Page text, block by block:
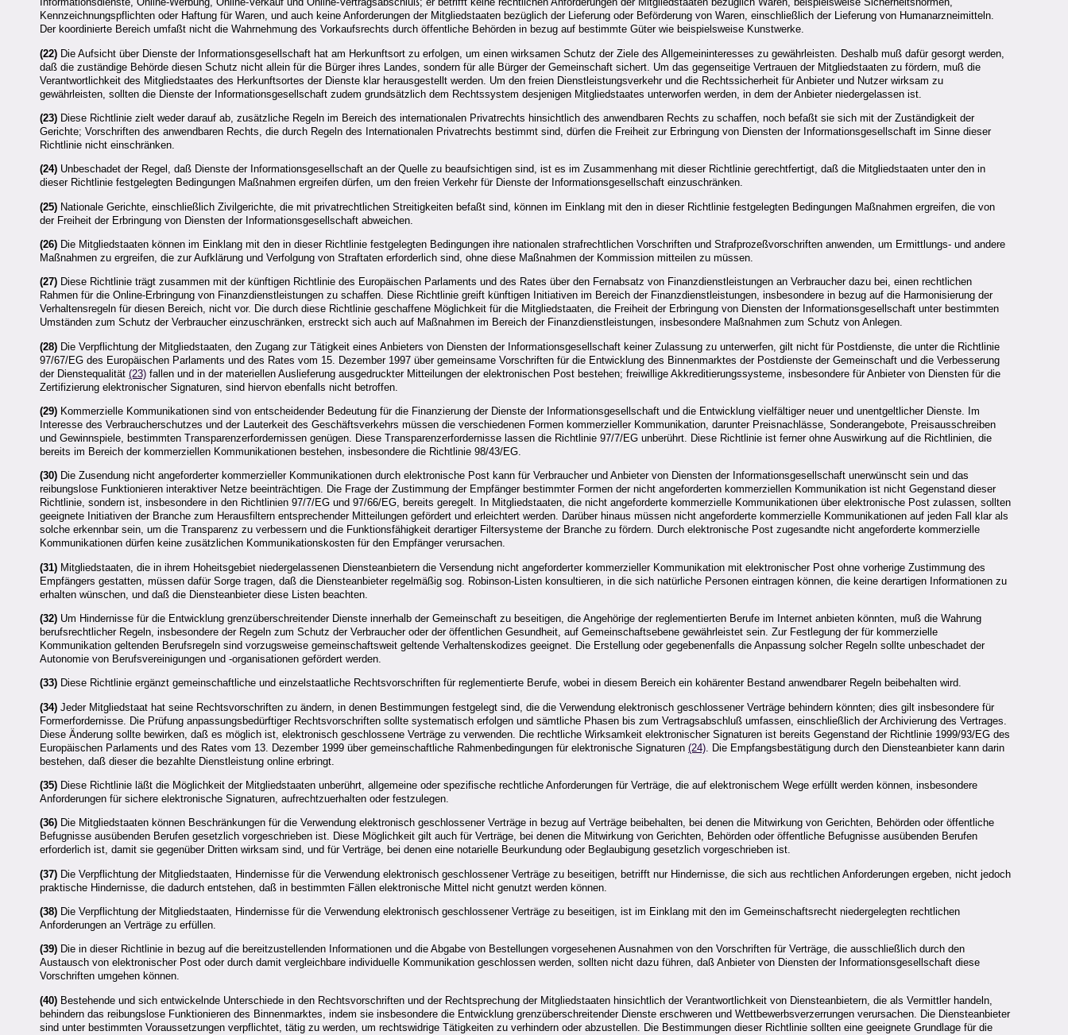
Kennzeichnungspflichten oder Haftung für Waren, und auch keine Anforderungen der Mitgliedstaaten bezüglich der Lieferung oder Beförderung von Waren, einschließlich der Lieferung von Humanarzneimitteln.
Der koordinierte Bereich umfaßt nicht die Wahrnehmung des Vorkaufsrechts durch öffentliche Behörden in bezug auf bestimmte Güter wie beispielsweise Kunstwerke.
(22) Die Aufsicht über Dienste der Informationsgesellschaft hat am Herkunftsort zu erfolgen, um einen wirksamen Schutz der Ziele des Allgemeininteresses zu gewährleisten. Deshalb muß dafür gesorgt werden,
daß die zuständige Behörde diesen Schutz nicht allein für die Bürger ihres Landes, sondern für alle Bürger der Gemeinschaft sichert. Um das gegenseitige Vertrauen der Mitgliedstaaten zu fördern, muß die
Verantwortlichkeit des Mitgliedstaates des Herkunftsortes der Dienste klar herausgestellt werden. Um den freien Dienstleistungsverkehr und die Rechtssicherheit für Anbieter und Nutzer wirksam zu
gewährleisten, sollten die Dienste der Informationsgesellschaft zudem grundsätzlich dem Rechtssystem desjenigen Mitgliedstaates unterworfen werden, in dem der Anbieter niedergelassen ist.
(23) Diese Richtlinie zielt weder darauf ab, zusätzliche Regeln im Bereich des internationalen Privatrechts hinsichtlich des anwendbaren Rechts zu schaffen, noch befaßt sie sich mit der Zuständigkeit der
Gerichte; Vorschriften des anwendbaren Rechts, die durch Regeln des Internationalen Privatrechts bestimmt sind, dürfen die Freiheit zur Erbringung von Diensten der Informationsgesellschaft im Sinne dieser
Richtlinie nicht einschränken.
(24) Unbeschadet der Regel, daß Dienste der Informationsgesellschaft an der Quelle zu beaufsichtigen sind, ist es im Zusammenhang mit dieser Richtlinie gerechtfertigt, daß die Mitgliedstaaten unter den in
dieser Richtlinie festgelegten Bedingungen Maßnahmen ergreifen dürfen, um den freien Verkehr für Dienste der Informationsgesellschaft einzuschränken.
(25) Nationale Gerichte, einschließlich Zivilgerichte, die mit privatrechtlichen Streitigkeiten befaßt sind, können im Einklang mit den in dieser Richtlinie festgelegten Bedingungen Maßnahmen ergreifen, die von
der Freiheit der Erbringung von Diensten der Informationsgesellschaft abweichen.
(26) Die Mitgliedstaaten können im Einklang mit den in dieser Richtlinie festgelegten Bedingungen ihre nationalen strafrechtlichen Vorschriften und Strafprozeßvorschriften anwenden, um Ermittlungs- und andere
Maßnahmen zu ergreifen, die zur Aufklärung und Verfolgung von Straftaten erforderlich sind, ohne diese Maßnahmen der Kommission mitteilen zu müssen.
(27) Diese Richtlinie trägt zusammen mit der künftigen Richtlinie des Europäischen Parlaments und des Rates über den Fernabsatz von Finanzdienstleistungen an Verbraucher dazu bei, einen rechtlichen
Rahmen für die Online-Erbringung von Finanzdienstleistungen zu schaffen. Diese Richtlinie greift künftigen Initiativen im Bereich der Finanzdienstleistungen, insbesondere in bezug auf die Harmonisierung der
Verhaltensregeln für diesen Bereich, nicht vor. Die durch diese Richtlinie geschaffene Möglichkeit für die Mitgliedstaaten, die Freiheit der Erbringung von Diensten der Informationsgesellschaft unter bestimmten
Umständen zum Schutz der Verbraucher einzuschränken, erstreckt sich auch auf Maßnahmen im Bereich der Finanzdienstleistungen, insbesondere Maßnahmen zum Schutz von Anlegen.
(28) Die Verpflichtung der Mitgliedstaaten, den Zugang zur Tätigkeit eines Anbieters von Diensten der Informationsgesellschaft keiner Zulassung zu unterwerfen, gilt nicht für Postdienste, die unter die Richtlinie
97/67/EG des Europäischen Parlaments und des Rates vom 15. Dezember 1997 über gemeinsame Vorschriften für die Entwicklung des Binnenmarktes der Postdienste der Gemeinschaft und die Verbesserung
der Dienstequalität (23) fallen und in der materiellen Auslieferung ausgedruckter Mitteilungen der elektronischen Post bestehen; freiwillige Akkreditierungssysteme, insbesondere für Anbieter von Diensten für die
Zertifizierung elektronischer Signaturen, sind hiervon ebenfalls nicht betroffen.
(29) Kommerzielle Kommunikationen sind von entscheidender Bedeutung für die Finanzierung der Dienste der Informationsgesellschaft und die Entwicklung vielfältiger neuer und unentgeltlicher Dienste. Im
Interesse des Verbraucherschutzes und der Lauterkeit des Geschäftsverkehrs müssen die verschiedenen Formen kommerzieller Kommunikation, darunter Preisnachlässe, Sonderangebote, Preisausschreiben
und Gewinnspiele, bestimmten Transparenzerfordernissen genügen. Diese Transparenzerfordernisse lassen die Richtlinie 97/7/EG unberührt. Diese Richtlinie ist ferner ohne Auswirkung auf die Richtlinien, die
bereits im Bereich der kommerziellen Kommunikationen bestehen, insbesondere die Richtlinie 98/43/EG.
(30) Die Zusendung nicht angeforderter kommerzieller Kommunikationen durch elektronische Post kann für Verbraucher und Anbieter von Diensten der Informationsgesellschaft unerwünscht sein und das
reibungslose Funktionieren interaktiver Netze beeinträchtigen. Die Frage der Zustimmung der Empfänger bestimmter Formen der nicht angeforderten kommerziellen Kommunikation ist nicht Gegenstand dieser
Richtlinie, sondern ist, insbesondere in den Richtlinien 97/7/EG und 97/66/EG, bereits geregelt. In Mitgliedstaaten, die nicht angeforderte kommerzielle Kommunikationen über elektronische Post zulassen, sollten
geeignete Initiativen der Branche zum Herausfiltern entsprechender Mitteilungen gefördert und erleichtert werden. Darüber hinaus müssen nicht angeforderte kommerzielle Kommunikationen auf jeden Fall klar als
solche erkennbar sein, um die Transparenz zu verbessern und die Funktionsfähigkeit derartiger Filtersysteme der Branche zu fördern. Durch elektronische Post zugesandte nicht angeforderte kommerzielle
Kommunikationen dürfen keine zusätzlichen Kommunikationskosten für den Empfänger verursachen.
(31) Mitgliedstaaten, die in ihrem Hoheitsgebiet niedergelassenen Diensteanbietern die Versendung nicht angeforderter kommerzieller Kommunikation mit elektronischer Post ohne vorherige Zustimmung des
Empfängers gestatten, müssen dafür Sorge tragen, daß die Diensteanbieter regelmäßig sog. Robinson-Listen konsultieren, in die sich natürliche Personen eintragen können, die keine derartigen Informationen zu
erhalten wünschen, und daß die Diensteanbieter diese Listen beachten.
(32) Um Hindernisse für die Entwicklung grenzüberschreitender Dienste innerhalb der Gemeinschaft zu beseitigen, die Angehörige der reglementierten Berufe im Internet anbieten könnten, muß die Wahrung
berufsrechtlicher Regeln, insbesondere der Regeln zum Schutz der Verbraucher oder der öffentlichen Gesundheit, auf Gemeinschaftsebene gewährleistet sein. Zur Festlegung der für kommerzielle
Kommunikation geltenden Berufsregeln sind vorzugsweise gemeinschaftsweit geltende Verhaltenskodizes geeignet. Die Erstellung oder gegebenenfalls die Anpassung solcher Regeln sollte unbeschadet der
Autonomie von Berufsvereinigungen und -organisationen gefördert werden.
(33) Diese Richtlinie ergänzt gemeinschaftliche und einzelstaatliche Rechtsvorschriften für reglementierte Berufe, wobei in diesem Bereich ein kohärenter Bestand anwendbarer Regeln beibehalten wird.
(34) Jeder Mitgliedstaat hat seine Rechtsvorschriften zu ändern, in denen Bestimmungen festgelegt sind, die die Verwendung elektronisch geschlossener Verträge behindern könnten; dies gilt insbesondere für
Formerfordernisse. Die Prüfung anpassungsbedürftiger Rechtsvorschriften sollte systematisch erfolgen und sämtliche Phasen bis zum Vertragsabschluß umfassen, einschließlich der Archivierung des Vertrages.
Diese Änderung sollte bewirken, daß es möglich ist, elektronisch geschlossene Verträge zu verwenden. Die rechtliche Wirksamkeit elektronischer Signaturen ist bereits Gegenstand der Richtlinie 1999/93/EG des
Europäischen Parlaments und des Rates vom 13. Dezember 1999 über gemeinschaftliche Rahmenbedingungen für elektronische Signaturen (24) . Die Empfangsbestätigung durch den Diensteanbieter kann darin
bestehen, daß dieser die bezahlte Dienstleistung online erbringt.
(35) Diese Richtlinie läßt die Möglichkeit der Mitgliedstaaten unberührt, allgemeine oder spezifische rechtliche Anforderungen für Verträge, die auf elektronischem Wege erfüllt werden können, insbesondere
Anforderungen für sichere elektronische Signaturen, aufrechtzuerhalten oder festzulegen.
(36) Die Mitgliedstaaten können Beschränkungen für die Verwendung elektronisch geschlossener Verträge in bezug auf Verträge beibehalten, bei denen die Mitwirkung von Gerichten, Behörden oder öffentliche
Befugnisse ausübenden Berufen gesetzlich vorgeschrieben ist. Diese Möglichkeit gilt auch für Verträge, bei denen die Mitwirkung von Gerichten, Behörden oder öffentliche Befugnisse ausübenden Berufen
erforderlich ist, damit sie gegenüber Dritten wirksam sind, und für Verträge, bei denen eine notarielle Beurkundung oder Beglaubigung gesetzlich vorgeschrieben ist.
(37) Die Verpflichtung der Mitgliedstaaten, Hindernisse für die Verwendung elektronisch geschlossener Verträge zu beseitigen, betrifft nur Hindernisse, die sich aus rechtlichen Anforderungen ergeben, nicht jedoch
praktische Hindernisse, die dadurch entstehen, daß in bestimmten Fällen elektronische Mittel nicht genutzt werden können.
(38) Die Verpflichtung der Mitgliedstaaten, Hindernisse für die Verwendung elektronisch geschlossener Verträge zu beseitigen, ist im Einklang mit den im Gemeinschaftsrecht niedergelegten rechtlichen
Anforderungen an Verträge zu erfüllen.
(39) Die in dieser Richtlinie in bezug auf die bereitzustellenden Informationen und die Abgabe von Bestellungen vorgesehenen Ausnahmen von den Vorschriften für Verträge, die ausschließlich durch den
Austausch von elektronischer Post oder durch damit vergleichbare individuelle Kommunikation geschlossen werden, sollten nicht dazu führen, daß Anbieter von Diensten der Informationsgesellschaft diese
Vorschriften umgehen können.
(40) Bestehende und sich entwickelnde Unterschiede in den Rechtsvorschriften und der Rechtsprechung der Mitgliedstaaten hinsichtlich der Verantwortlichkeit von Diensteanbietern, die als Vermittler handeln,
behindern das reibungslose Funktionieren des Binnenmarktes, indem sie insbesondere die Entwicklung grenzüberschreitender Dienste erschweren und Wettbewerbsverzerrungen verursachen. Die Diensteanbieter
sind unter bestimmten Voraussetzungen verpflichtet, tätig zu werden, um rechtswidrige Tätigkeiten zu verhindern oder abzustellen. Die Bestimmungen dieser Richtlinie sollten eine geeignete Grundlage für die